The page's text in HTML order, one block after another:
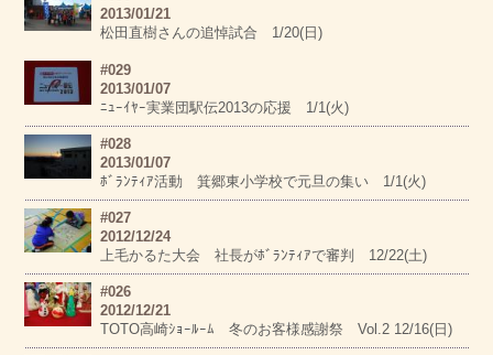
2013/01/21
松田直樹さんの追悼試合 1/20(日)
#029
2013/01/07
ﾆｭｰｲﾔｰ実業団駅伝2013の応援 1/1(火)
#028
2013/01/07
ﾎﾞﾗﾝﾃｨｱ活動 箕郷東小学校で元旦の集い 1/1(火)
#027
2012/12/24
上毛かるた大会 社長がﾎﾞﾗﾝﾃｨｱで審判 12/22(土)
#026
2012/12/21
TOTO高崎ｼｮｰﾙｰﾑ 冬のお客様感謝祭 Vol.2 12/16(日)